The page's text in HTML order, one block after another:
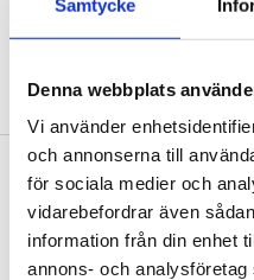
Samtycke
Denna webbplats
Vi använder
och annonserna till
för sociala medier och
vidarebefordrar även
information från din enhet
annons- och
Posthornet. Foto:
Footer
Contact us
Welcome to Tengbom!
enquiry, we look